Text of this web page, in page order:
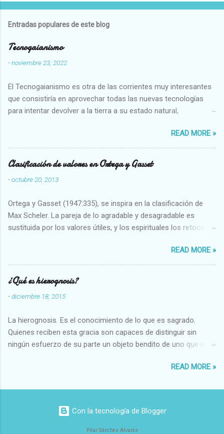
Entradas populares de este blog
Tecnogaianismo
-noviembre 23, 2022
El Tecnogaianismo es otra de las corrientes muy interesantes
que consistiría en aprovechar todas las nuevas tecnologías
para intentar devolver a la tierra a su estado natural,
READ MORE »
Clasificación de valores en Ortega y Gasset
-octubre 20, 2013
Ortega y Gasset (1947:335), se inspira en la clasificación de
Max Scheler. La pareja de lo agradable y desagradable es
sustituida por los valores útiles, y los espirituales los retoca.
Abundante-Escaso,etc 2 VITALES Sano-Enfermo Selecto-
Vulgar Enérgico-Inerte Fuerte-Débil,etc. 3 ESPIRITUALES a)
Intelectuales Conocimiento-Error Exacto-Aproximado
Evidente-Probable,etc b) Morales Bueno-malo Bondadoso-
malvado Justo-Injusto Escrupuloso-Relajado Leal-Desleal,etc.
Armonioso-Inarmonioso 4 RELIGIOSOS Santo-Pr...
READ MORE »
¿Qué es hierognosis?
-diciembre 18, 2015
La hierognosis. Es el conocimiento de lo que es sagrado.
Quienes reciben esta gracia son capaces de distinguir sin
ningún esfuerzo de su parte un objeto bendito de uno que no
READ MORE »
Con la tecnología de Blogger
Pilar Sánchez Alvarez